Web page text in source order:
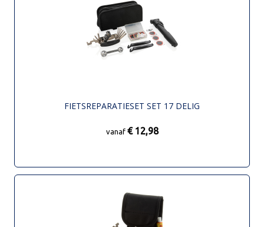
FIETSREPARATIESET SET 17 DELIG
vanaf € 12,98